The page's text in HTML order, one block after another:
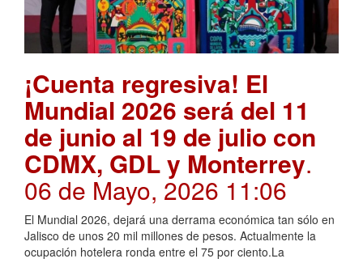
¡Cuenta regresiva! El
Mundial 2026 será del 11
de junio al 19 de julio con
CDMX, GDL y Monterrey.
06 de Mayo, 2026 11:06
El Mundial 2026, dejará una derrama económica tan sólo en
Jalisco de unos 20 mil millones de pesos. Actualmente la
ocupación hotelera ronda entre el 75 por ciento.La